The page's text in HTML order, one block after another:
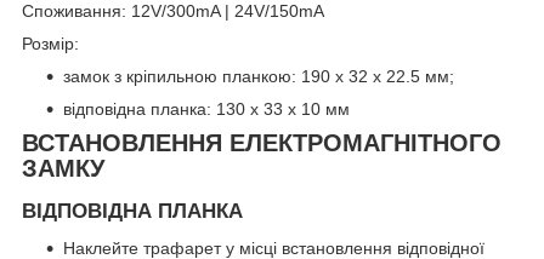
Споживання: 12V/300mA | 24V/150mA
Розмір:
замок з кріпильною планкою: 190 х 32 х 22.5 мм;
відповідна планка: 130 х 33 х 10 мм
ВСТАНОВЛЕННЯ ЕЛЕКТРОМАГНІТНОГО
ЗАМКУ
ВІДПОВІДНА ПЛАНКА
Наклейте трафарет у місці встановлення відповідної